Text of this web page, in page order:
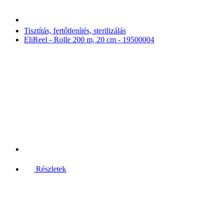
Tisztítás, fertőtlenítés, sterilizálás
EliReel - Rolle 200 m, 20 cm - 19500004
Részletek